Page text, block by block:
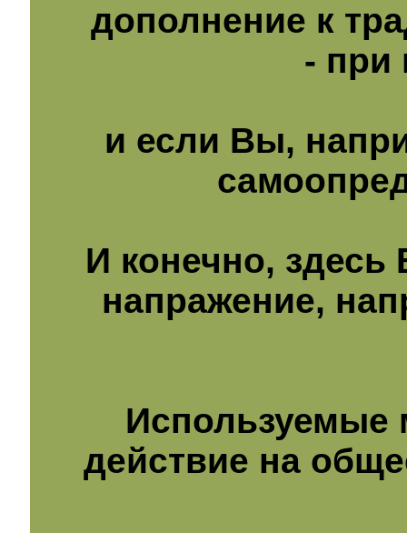
дополнение к
- при
и если Вы,
И конечно, здесь
напражение,
Используемые
действие на